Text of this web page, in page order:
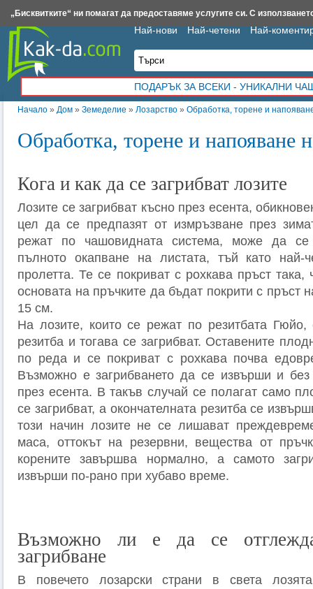
Начало » Дом » Земеделие » Лозарство » Обработка, торене и
Обработка, торене и напояване
Кога и как да се загрибват лозите
Лозите се загрибват късно през есента,
цел да се предпазят от измръзване през
режат по чашовидната система, може да се
пълното окапване на листата, тъй като най-
пролетта. Те се покриват с рохкава пръст
основата на пръчките да бъдат покрити с пръст
15 см.
На лозите, които се режат по резитбата
резитба и тогава се загрибват. Оставените
по реда и се покриват с рохкава почва
Възможно е загрибването да се извърши и
през есента. В такъв случай се полагат само
се загрибват, а окончателната резитба се
този начин лозите не се лишават
маса, оттокът на резервни, вещества от
корените завършва нормално, а самото
извърши по-рано при хубаво време.
Възможно ли е да се
загрибване
В повечето лозарски страни в света
Най-нови Най-четени Най-
ПОДАРЪК ЗА ВСЕКИ - УНИКАЛНИ
Insert.bg Framar.bg Kak-da.com Iztochnik.com BauBau.bg NewAge.bg
„Бисквитките“ ни помагат да предоставяме услугите си. С